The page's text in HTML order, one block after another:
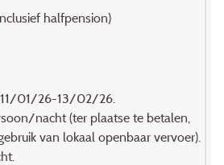
halfpension)
01/26-13/02/26.
nacht (ter plaatse te betalen,
van lokaal openbaar vervoer).